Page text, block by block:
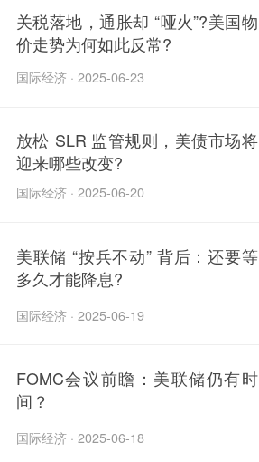
关税落地，通胀却 “哑火”?美国物
价走势为何如此反常?​
国际经济 · 2025-06-23
放松 SLR 监管规则，美债市场将
迎来哪些改变?​
国际经济 · 2025-06-20
美联储 “按兵不动” 背后：还要等
多久才能降息?
国际经济 · 2025-06-19
FOMC会议前瞻：美联储仍有时
间？
国际经济 · 2025-06-18